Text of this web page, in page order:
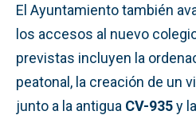
El Ayuntamiento también
los accesos al nuevo
previstas incluyen la
peatonal, la creación de un
junto a la antigua CV-935y